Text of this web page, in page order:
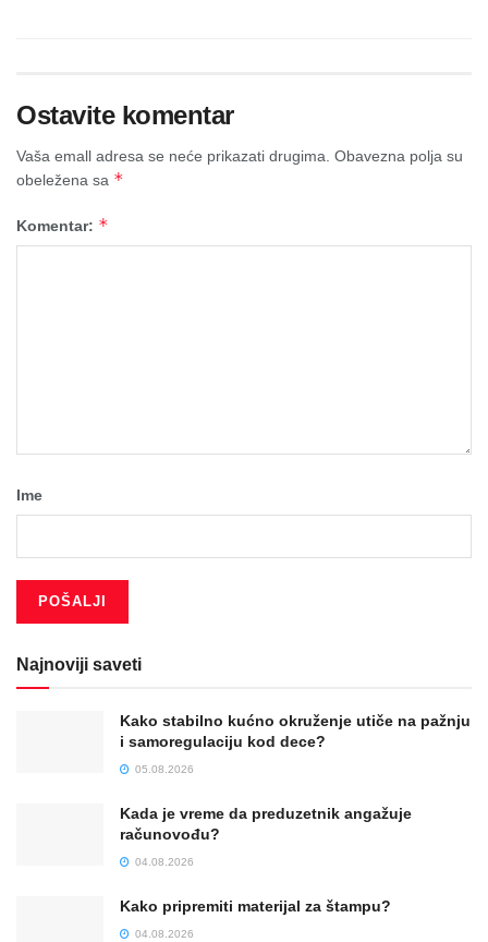
Ostavite komentar
Vaša emall adresa se neće prikazati drugima. Obavezna polja su
obeležena sa *
Komentar: *
Ime
Najnoviji saveti
Kako stabilno kućno okruženje utiče na pažnju
i samoregulaciju kod dece?
05.08.2026
Kada je vreme da preduzetnik angažuje
računovođu?
04.08.2026
Kako pripremiti materijal za štampu?
04.08.2026